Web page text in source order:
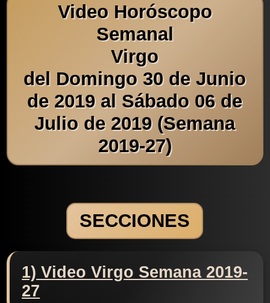
Video Horóscopo
Semanal
Virgo
del Domingo 30 de Junio
de 2019 al Sábado 06 de
Julio de 2019 (Semana
2019-27)
SECCIONES
1) Video Virgo Semana 2019-
27